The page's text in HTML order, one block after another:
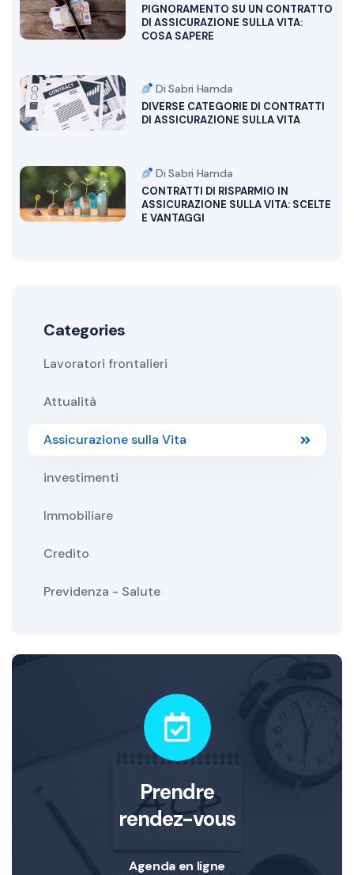
PIGNORAMENTO SU UN CONTRATTO
DI ASSICURAZIONE SULLA VITA:
COSA SAPERE
Di Sabri Hamda
DIVERSE CATEGORIE DI CONTRATTI
DI ASSICURAZIONE SULLA VITA
Di Sabri Hamda
CONTRATTI DI RISPARMIO IN
ASSICURAZIONE SULLA VITA: SCELTE
E VANTAGGI
Categories
Lavoratori frontalieri
Attualità
Assicurazione sulla Vita
investimenti
Immobiliare
Credito
Previdenza - Salute
Prendre
rendez-vous
Agenda en ligne